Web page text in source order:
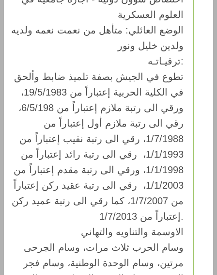
العلوم العسكرية
الوضع العائلي: متأهل من نعمت نعمه ولديه
ولدين خليل ونور
ترقيـاتـه:
تطوع في الجيش بصفة تلميذ ضابط وألحق
في الكلية الحربية إعتباراً من 19/5/1983،
ورقي الى رتبة ملازم إعتباراً من 6/5/198،
رقي الى رتبة ملازم أول إعتباراً من
1/7/1988، رقي الى رتبة نقيب إعتباراً من
1/1/1993، رقي الى رتبة رائد إعتباراً من
1/1/1998، ورقي الى رتبة مقدم إعتباراً من
1/1/2003، رقي الى رتبة عقيد ركن إعتباراً
من 1/7/2007، كما رقي الى رتبة عميد ركن
إعتباراً من 1/7/2013.
الاوسمة والتناويه والتهاني
وسام الحرب ثلاث مرات، وسام الجرحى
مرتين، وسام الوحدة الوطنية، وسام فجر